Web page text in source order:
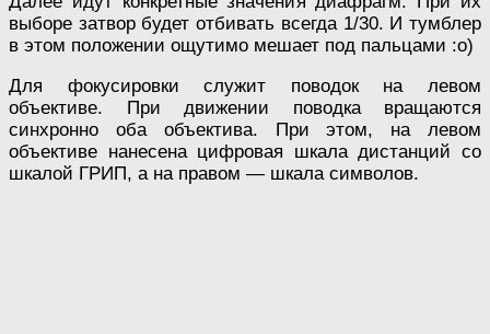
выборе затвор будет отбивать всегда 1/30. И тумблер
в этом положении ощутимо мешает под пальцами :о)
Для фокусировки служит поводок на левом
объективе. При движении поводка вращаются
синхронно оба объектива. При этом, на левом
объективе нанесена цифровая шкала дистанций со
шкалой ГРИП, а на правом — шкала символов.